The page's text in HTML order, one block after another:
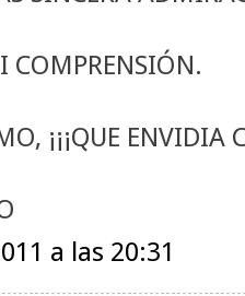
COMPRENSIÓN.
¡¡¡QUE ENVIDIA
a las 20:31